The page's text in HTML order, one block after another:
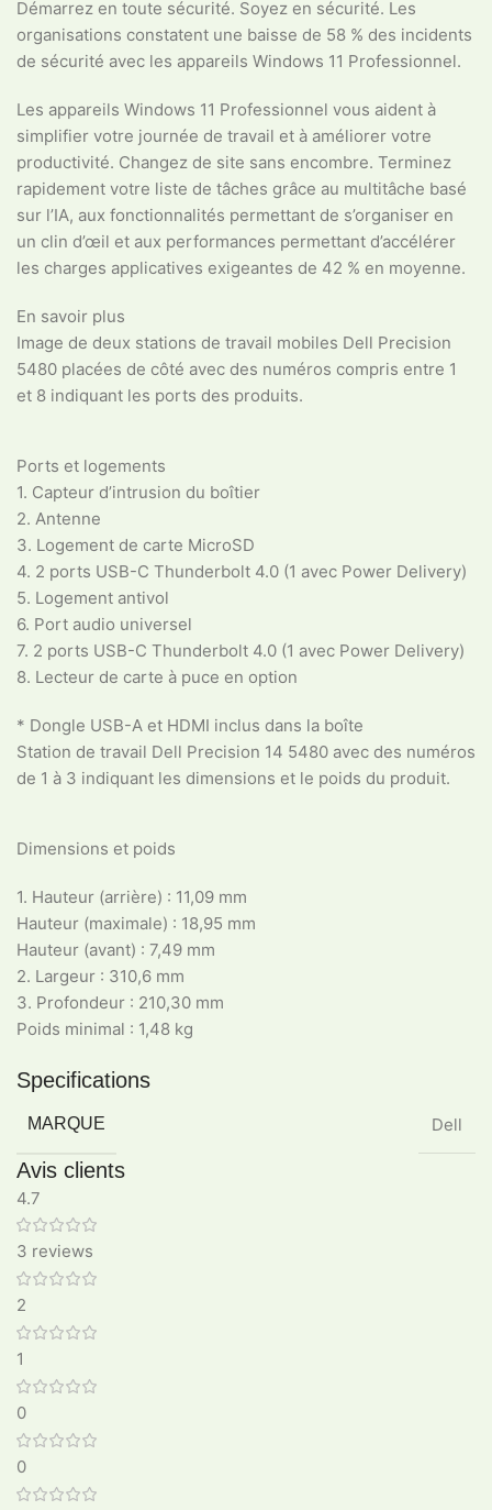
Démarrez en toute sécurité. Soyez en sécurité. Les
organisations constatent une baisse de 58 % des incidents
de sécurité avec les appareils Windows 11 Professionnel.
Les appareils Windows 11 Professionnel vous aident à
simplifier votre journée de travail et à améliorer votre
productivité. Changez de site sans encombre. Terminez
rapidement votre liste de tâches grâce au multitâche basé
sur l’IA, aux fonctionnalités permettant de s’organiser en
un clin d’œil et aux performances permettant d’accélérer
les charges applicatives exigeantes de 42 % en moyenne.
En savoir plus
Image de deux stations de travail mobiles Dell Precision
5480 placées de côté avec des numéros compris entre 1
et 8 indiquant les ports des produits.
Ports et logements
1. Capteur d’intrusion du boîtier
2. Antenne
3. Logement de carte MicroSD
4. 2 ports USB-C Thunderbolt 4.0 (1 avec Power Delivery)
5. Logement antivol
6. Port audio universel
7. 2 ports USB-C Thunderbolt 4.0 (1 avec Power Delivery)
8. Lecteur de carte à puce en option
* Dongle USB-A et HDMI inclus dans la boîte
Station de travail Dell Precision 14 5480 avec des numéros
de 1 à 3 indiquant les dimensions et le poids du produit.
Dimensions et poids
1. Hauteur (arrière) : 11,09 mm
Hauteur (maximale) : 18,95 mm
Hauteur (avant) : 7,49 mm
2. Largeur : 310,6 mm
3. Profondeur : 210,30 mm
Poids minimal : 1,48 kg
Specifications
MARQUE Dell
Avis clients
4.7
3 reviews
2
1
0
0